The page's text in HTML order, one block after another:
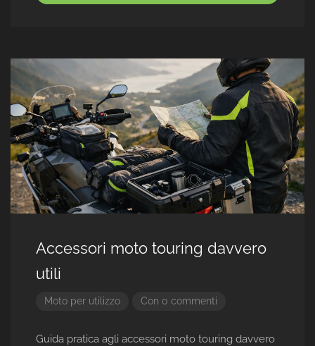
Accessori moto touring davvero
utili
Moto per utilizzo Con 0 commenti
Guida pratica agli accessori moto touring davvero